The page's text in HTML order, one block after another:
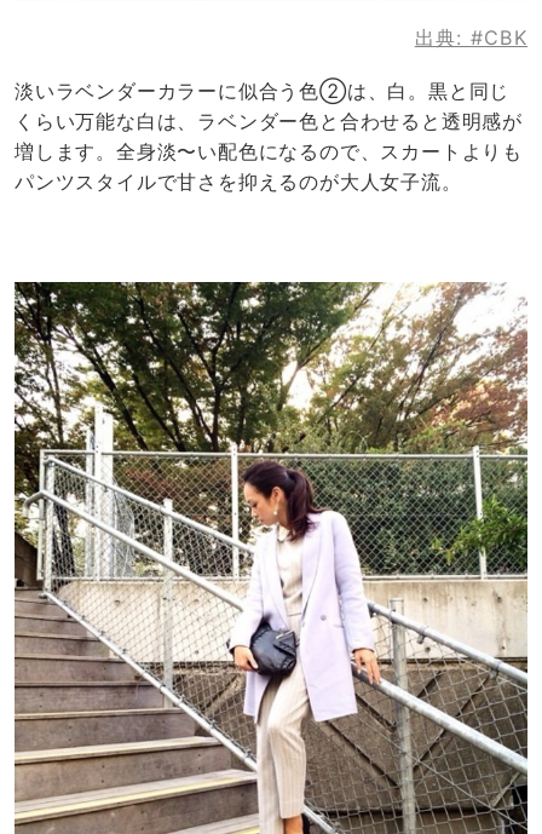
出典: #CBK
淡いラベンダーカラーに似合う色②は、白。黒と同じ
くらい万能な白は、ラベンダー色と合わせると透明感が
増します。全身淡〜い配色になるので、スカートよりも
パンツスタイルで甘さを抑えるのが大人女子流。